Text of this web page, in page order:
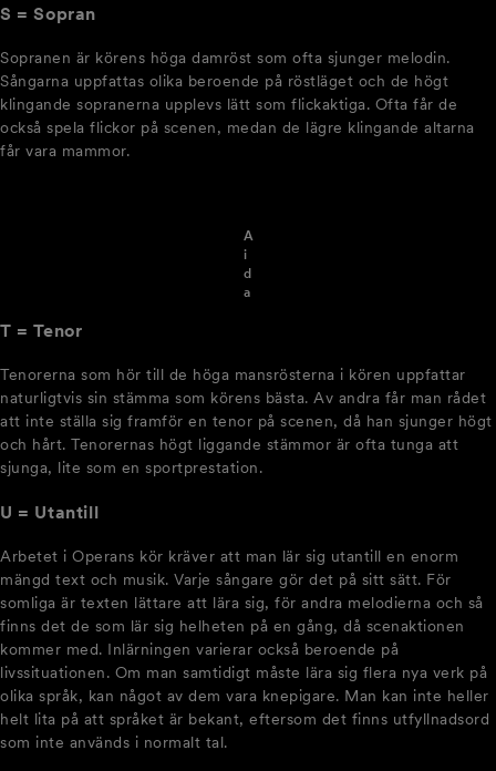
S = Sopran
Sopranen är körens höga damröst som ofta sjunger melodin.
Sångarna uppfattas olika beroende på röstläget och de högt
klingande sopranerna upplevs lätt som flickaktiga. Ofta får de
också spela flickor på scenen, medan de lägre klingande altarna
får vara mammor.
A
i
d
a
T = Tenor
Tenorerna som hör till de höga mansrösterna i kören uppfattar
naturligtvis sin stämma som körens bästa. Av andra får man rådet
att inte ställa sig framför en tenor på scenen, då han sjunger högt
och hårt. Tenorernas högt liggande stämmor är ofta tunga att
sjunga, lite som en sportprestation.
U = Utantill
Arbetet i Operans kör kräver att man lär sig utantill en enorm
mängd text och musik. Varje sångare gör det på sitt sätt. För
somliga är texten lättare att lära sig, för andra melodierna och så
finns det de som lär sig helheten på en gång, då scenaktionen
kommer med. Inlärningen varierar också beroende på
livssituationen. Om man samtidigt måste lära sig flera nya verk på
olika språk, kan något av dem vara knepigare. Man kan inte heller
helt lita på att språket är bekant, eftersom det finns utfyllnadsord
som inte används i normalt tal.